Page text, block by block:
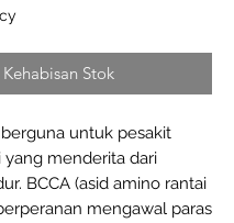
Kehabisan Stok
untuk pesakit
yang menderita dari
BCCA (asid amino rantai
mengawal paras